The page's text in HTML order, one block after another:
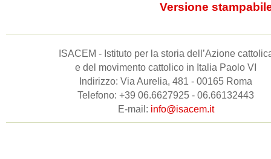
Versione
ISACEM - Istituto per la storia dell’Azione
e del movimento cattolico in Italia Paolo VI
Indirizzo: Via Aurelia, 481 - 00165 Roma
Telefono: +39 06.6627925 - 06.66132443
E-mail: info@isacem.it